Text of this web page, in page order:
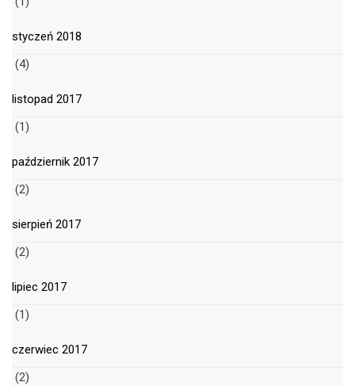
styczeń 2018
(4)
listopad 2017
(1)
październik 2017
(2)
sierpień 2017
(2)
lipiec 2017
(1)
czerwiec 2017
(2)